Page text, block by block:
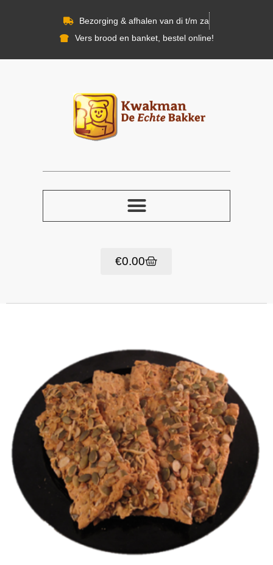
Bezorging & afhalen van di t/m za
Vers brood en banket, bestel online!
€0.00